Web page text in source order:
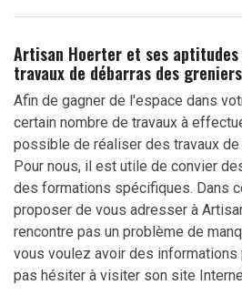
Artisan Hoerter et ses
travaux de débarras des greniers
Afin de gagner de l'espace dans
certain nombre de travaux à
possible de réaliser des travaux de
Pour nous, il est utile de convier
des formations spécifiques. Dans
proposer de vous adresser à
rencontre pas un problème de
vous voulez avoir des
pas hésiter à visiter son site